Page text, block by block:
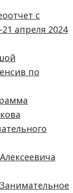
с
апреля 2024
по